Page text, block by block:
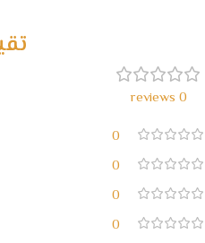
0 reviews
0
0
0
0